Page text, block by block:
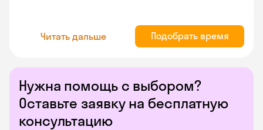
Нужна помощь с выбором?
Оставьте заявку на бесплатную
консультацию
Читать дальше Подобрать время